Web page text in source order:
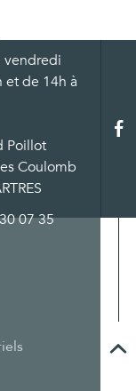
vendredi
et de 14h à
Poillot
Coulomb
07 35